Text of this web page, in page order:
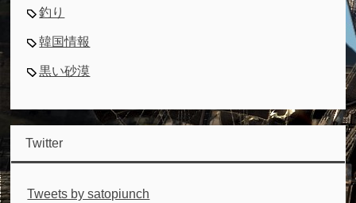
釣り
韓国情報
黒い砂漠
Twitter
Tweets by satopiunch